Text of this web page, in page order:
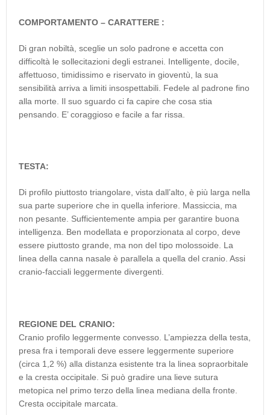
COMPORTAMENTO – CARATTERE :
Di gran nobiltà, sceglie un solo padrone e accetta con
difficoltà le sollecitazioni degli estranei. Intelligente, docile,
affettuoso, timidissimo e riservato in gioventù, la sua
sensibilità arriva a limiti insospettabili. Fedele al padrone fino
alla morte. Il suo sguardo ci fa capire che cosa stia
pensando. E’ coraggioso e facile a far rissa.
TESTA:
Di profilo piuttosto triangolare, vista dall’alto, è più larga nella
sua parte superiore che in quella inferiore. Massiccia, ma
non pesante. Sufficientemente ampia per garantire buona
intelligenza. Ben modellata e proporzionata al corpo, deve
essere piuttosto grande, ma non del tipo molossoide. La
linea della canna nasale è parallela a quella del cranio. Assi
cranio-facciali leggermente divergenti.
REGIONE DEL CRANIO:
Cranio profilo leggermente convesso. L’ampiezza della testa,
presa fra i temporali deve essere leggermente superiore
(circa 1,2 %) alla distanza esistente tra la linea sopraorbitale
e la cresta occipitale. Si può gradire una lieve sutura
metopica nel primo terzo della linea mediana della fronte.
Cresta occipitale marcata.